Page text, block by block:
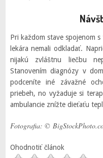
Pri každom stave spojenom
lekára nemali odkladať.
nijakú zvláštnu liečbu
Stanovením diagnózy v
podceníte iné závažné
priebeh, no vyžaduje si
ambulancie znížte dieťaťu
Fotografia: ©
Ohodnotiť článok